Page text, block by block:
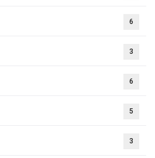
6
3
6
5
3